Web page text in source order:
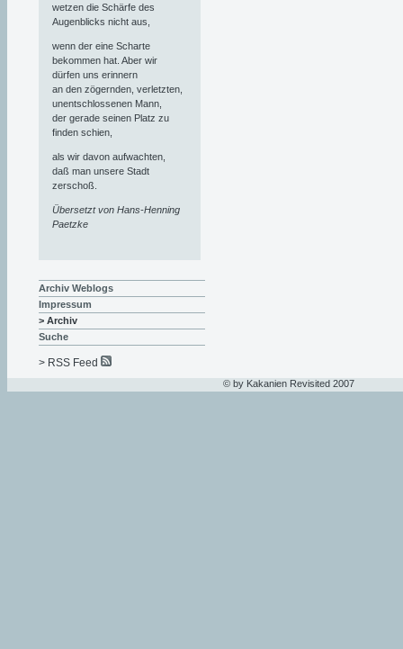
wetzen die Schärfe des
Augenblicks nicht aus,
wenn der eine Scharte
bekommen hat. Aber wir
dürfen uns erinnern
an den zögernden, verletzten,
unentschlossenen Mann,
der gerade seinen Platz zu
finden schien,
als wir davon aufwachten,
daß man unsere Stadt
zerschoß.
Übersetzt von Hans-Henning
Paetzke
Archiv Weblogs
Impressum
> Archiv
Suche
> RSS Feed
© by Kakanien Revisited 2007